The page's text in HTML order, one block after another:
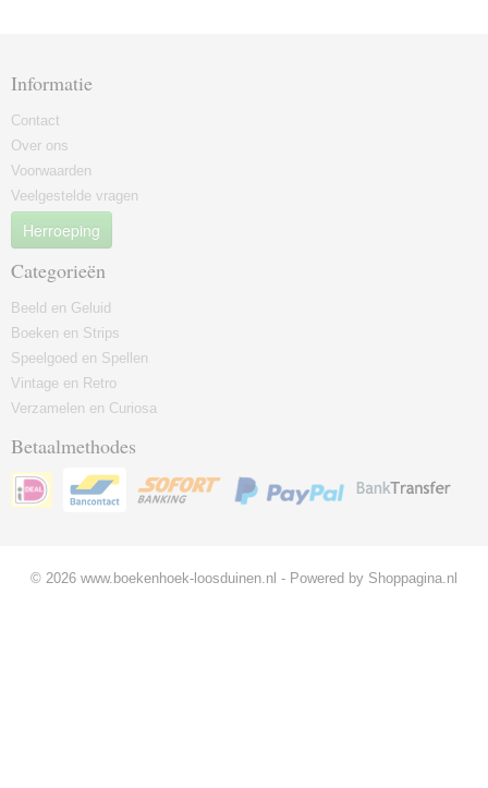
Informatie
Contact
Over ons
Voorwaarden
Veelgestelde vragen
Herroeping
Categorieën
Beeld en Geluid
Boeken en Strips
Speelgoed en Spellen
Vintage en Retro
Verzamelen en Curiosa
Betaalmethodes
© 2026 www.boekenhoek-loosduinen.nl - Powered by Shoppagina.nl